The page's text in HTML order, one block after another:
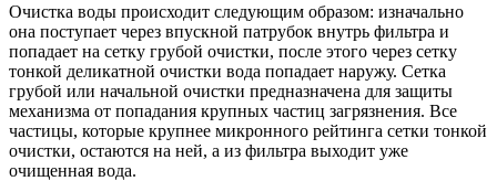
Очистка воды происходит следующим образом: изначально
она поступает через впускной патрубок внутрь фильтра и
попадает на сетку грубой очистки, после этого через сетку
тонкой деликатной очистки вода попадает наружу. Сетка
грубой или начальной очистки предназначена для защиты
механизма от попадания крупных частиц загрязнения. Все
частицы, которые крупнее микронного рейтинга сетки тонкой
очистки, остаются на ней, а из фильтра выходит уже
очищенная вода.